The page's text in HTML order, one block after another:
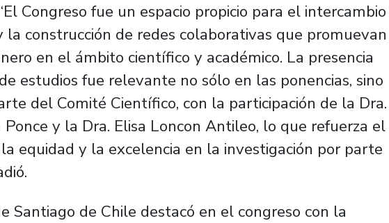
Congreso fue un espacio propicio para el intercambio
la construcción de redes colaborativas que promuevan
en el ámbito científico y académico. La presencia
estudios fue relevante no sólo en las ponencias, sino
del Comité Científico, con la participación de la Dra.
y la Dra. Elisa Loncon Antileo, lo que refuerza el
equidad y la excelencia en la investigación por parte
Santiago de Chile destacó en el congreso con la